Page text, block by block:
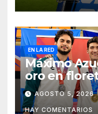
EN LA RED
Máximo
oro en
1-2-3
Domingo
AGOSTO 5, 2026
HAY COMENTARIOS